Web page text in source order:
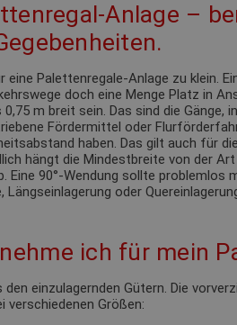
Anlage –
Palettenregale-Anlage zu klein.
doch eine Menge Platz in
m breit sein. Das sind die Gänge,
Fördermittel oder
haben. Das gilt auch für
hängt die Mindestbreite von der
Eine 90°-Wendung sollte problemlos
oder
ich für mein
einzulagernden Gütern. Die
verschiedenen Größen: